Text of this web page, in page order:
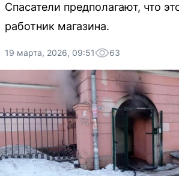
Спасатели предполагают, что
работник магазина.
19 марта, 2026, 09:51 63